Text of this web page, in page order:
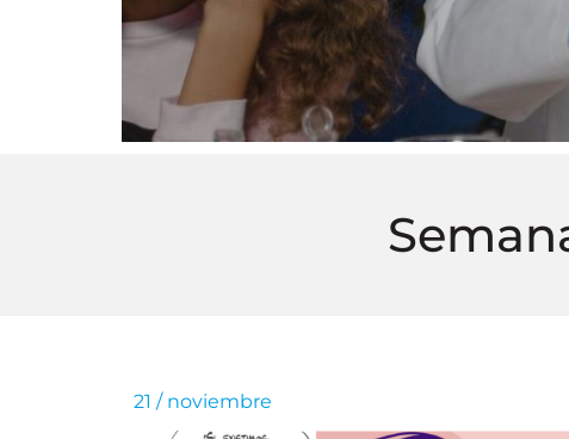
21 / noviembre